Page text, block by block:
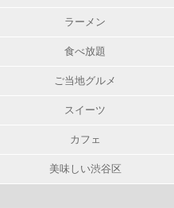
ラーメン
食べ放題
ご当地グルメ
スイーツ
カフェ
美味しい渋谷区